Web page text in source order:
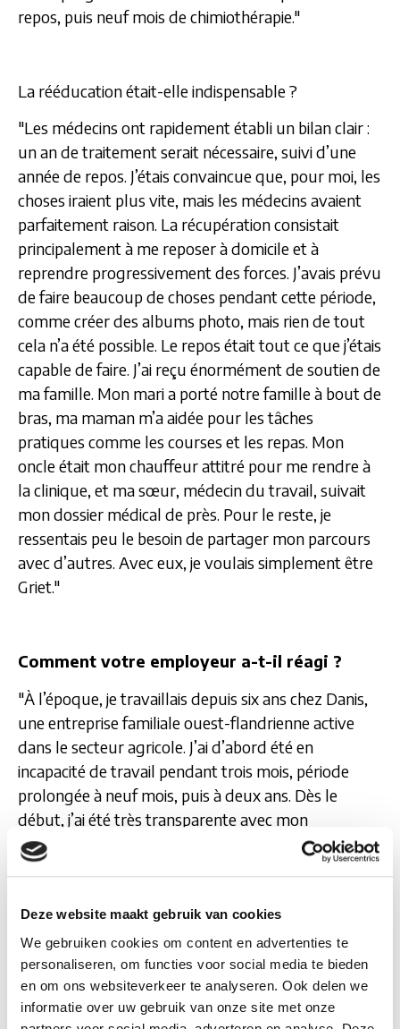
Deze website maakt gebruik van cookies
We gebruiken cookies om content en advertenties te
personaliseren, om functies voor social media te bieden
en om ons websiteverkeer te analyseren. Ook delen we
informatie over uw gebruik van onze site met onze
repos, puis neuf mois de chimiothérapie."
La rééducation était-elle indispensable ?
"Les médecins ont rapidement établi un bilan clair :
un an de traitement serait nécessaire, suivi d’une
année de repos. J’étais convaincue que, pour moi, les
choses iraient plus vite, mais les médecins avaient
parfaitement raison. La récupération consistait
principalement à me reposer à domicile et à
reprendre progressivement des forces. J’avais prévu
de faire beaucoup de choses pendant cette période,
comme créer des albums photo, mais rien de tout
cela n’a été possible. Le repos était tout ce que j’étais
capable de faire. J’ai reçu énormément de soutien de
ma famille. Mon mari a porté notre famille à bout de
bras, ma maman m’a aidée pour les tâches
pratiques comme les courses et les repas. Mon
oncle était mon chauffeur attitré pour me rendre à
la clinique, et ma sœur, médecin du travail, suivait
mon dossier médical de près. Pour le reste, je
ressentais peu le besoin de partager mon parcours
avec d’autres. Avec eux, je voulais simplement être
Griet."
Comment votre employeur a-t-il réagi ?
"À l’époque, je travaillais depuis six ans chez Danis,
une entreprise familiale ouest-flandrienne active
dans le secteur agricole. J’ai d’abord été en
incapacité de travail pendant trois mois, période
prolongée à neuf mois, puis à deux ans. Dès le
début, j’ai été très transparente avec mon
employeur et nous sommes restés en contact
chaque mois durant ces deux années. Cela a créé un
septembre 2020, exactement deux ans après la
crise, j’ai repris le travail selon un parcours
progressif : d’abord à 30 %, puis à 50 %, avant de
revenir à 100 %, rythme que je maintiens encore
aujourd’hui. Ce trajet de reprise progressive a été